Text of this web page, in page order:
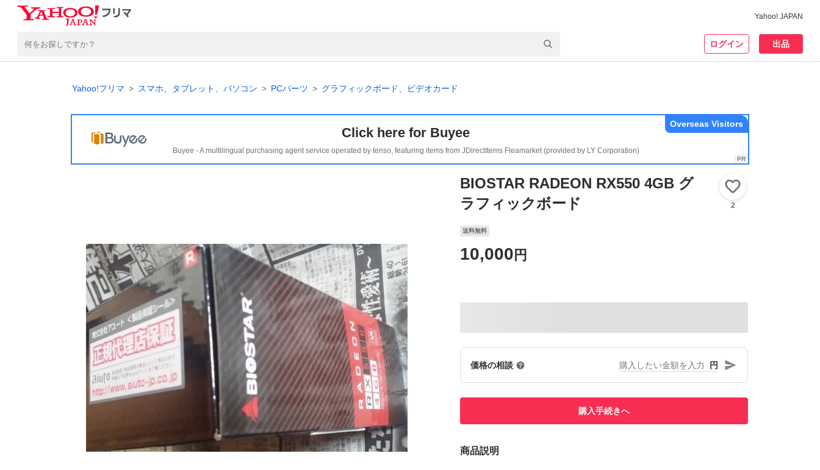
Yahoo! JAPAN
ログイン 出品
Yahoo!フリマ スマホ、タブレット、パソコン PCパーツ グラフィックボード、ビデオカード
Click here for Buyee
Buyee - A multilingual purchasing agent service operated by tenso, featuring items from JDirectItems Fleamarket (provided by LY Corporation)
Overseas Visitors
BIOSTAR RADEON RX550 4GB グ
ラフィックボード
2
送料無料
10,000 円
価格の相談 円
購入手続きへ
商品説明